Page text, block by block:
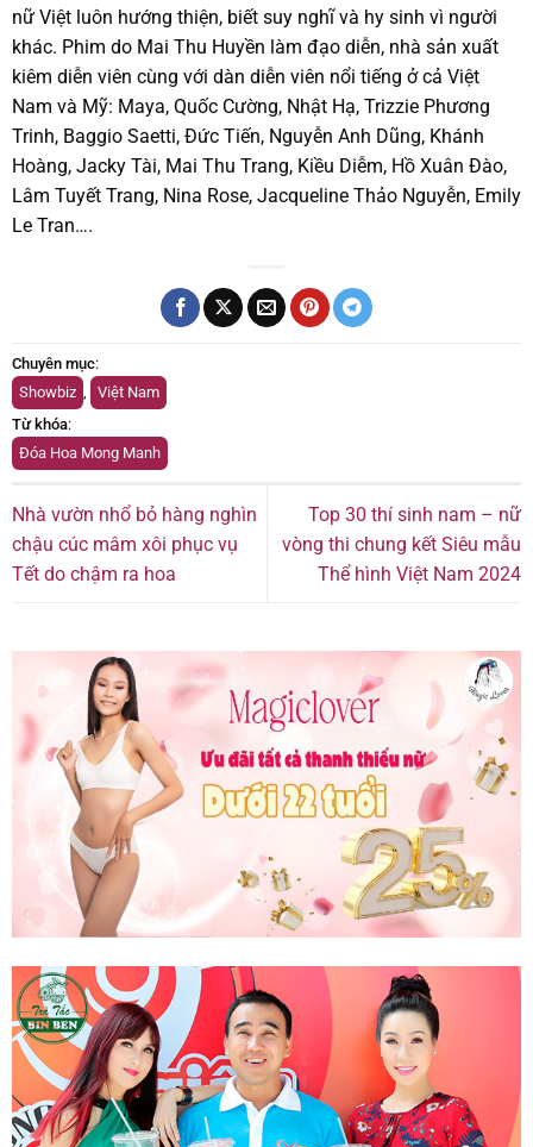
nữ Việt luôn hướng thiện, biết suy nghĩ và hy sinh vì người
khác. Phim do Mai Thu Huyền làm đạo diễn, nhà sản xuất
kiêm diễn viên cùng với dàn diễn viên nổi tiếng ở cả Việt
Nam và Mỹ: Maya, Quốc Cường, Nhật Hạ, Trizzie Phương
Trinh, Baggio Saetti, Đức Tiến, Nguyễn Anh Dũng, Khánh
Hoàng, Jacky Tài, Mai Thu Trang, Kiều Diễm, Hồ Xuân Đào,
Lâm Tuyết Trang, Nina Rose, Jacqueline Thảo Nguyễn, Emily
Le Tran….
Chuyên mục:
Showbiz
Việt Nam
Từ khóa:
Đóa Hoa Mong Manh
Nhà vườn nhổ bỏ hàng nghìn
chậu cúc mâm xôi phục vụ
Tết do chậm ra hoa
Top 30 thí sinh nam – nữ
vòng thi chung kết Siêu mẫu
Thể hình Việt Nam 2024